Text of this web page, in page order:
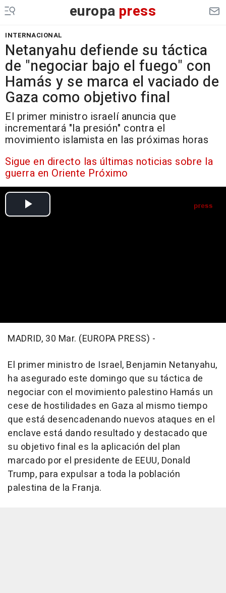
europa press
INTERNACIONAL
Netanyahu defiende su táctica
de "negociar bajo el fuego" con
Hamás y se marca el vaciado de
Gaza como objetivo final
El primer ministro israelí anuncia que
incrementará "la presión" contra el
movimiento islamista en las próximas horas
Sigue en directo las últimas noticias sobre la
guerra en Oriente Próximo
MADRID, 30 Mar. (EUROPA PRESS) -
El primer ministro de Israel, Benjamin Netanyahu,
ha asegurado este domingo que su táctica de
negociar con el movimiento palestino Hamás un
cese de hostilidades en Gaza al mismo tiempo
que está desencadenando nuevos ataques en el
enclave está dando resultado y destacado que
su objetivo final es la aplicación del plan
marcado por el presidente de EEUU, Donald
Trump, para expulsar a toda la población
palestina de la Franja.